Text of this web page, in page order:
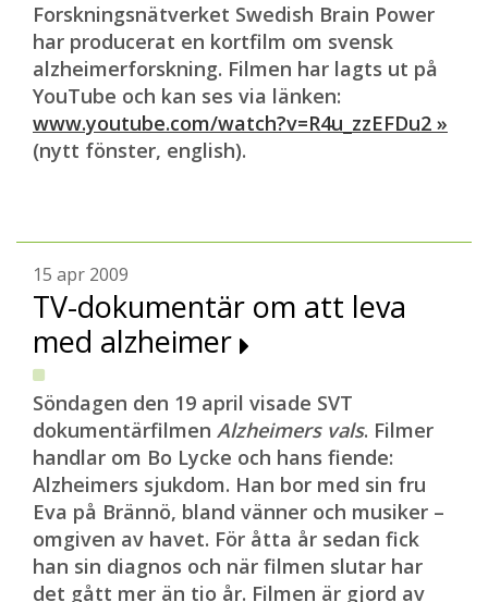
Forskningsnätverket Swedish Brain Power
har producerat en kortfilm om svensk
alzheimerforskning. Filmen har lagts ut på
YouTube och kan ses via länken:
www.youtube.com/watch?v=R4u_zzEFDu2 »
(nytt fönster, english).
15 apr 2009
TV-dokumentär om att leva
med alzheimer
Söndagen den 19 april visade SVT
dokumentärfilmen Alzheimers vals. Filmer
handlar om Bo Lycke och hans fiende:
Alzheimers sjukdom. Han bor med sin fru
Eva på Brännö, bland vänner och musiker –
omgiven av havet. För åtta år sedan fick
han sin diagnos och när filmen slutar har
det gått mer än tio år. Filmen är gjord av